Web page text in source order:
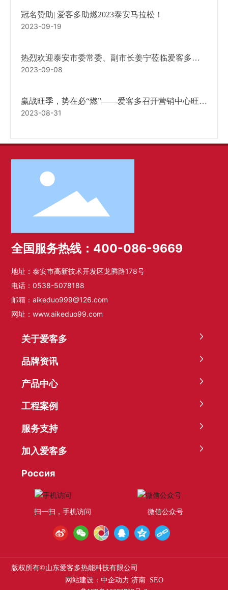
冠名赞助| 爱客多助燃2023泰安马拉松！
2023-09-19
热烈欢迎泰安市委常委、副市长姜宁莅临爱客多调
研指导
2023-09-08
赢战旺季，势在必“燃”——爱客多召开营销中心旺季
动员会！
2023-08-31
全国服务热线：400-086-9669
地址：泰安巿高新技术开发区龙腾路178号
电话：0538-5078188
邮箱：aikeduo999@126.com
网址：www.aikeduo99.com
关于爱客多
品牌资讯
产品中心
工程案例
服务支持
加入爱客多
Россия
扫一扫，手机访问 微信公众号
版权所有©山东爱客多热能科技有限公司
网站建设： 中企动力 济南
SEO